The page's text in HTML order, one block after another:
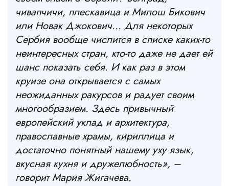
чивапчичи, плескавица и Милош Бикович
или Новак Джокович… Для некоторых
Сербия вообще числится в списке каких-то
неинтересных стран, кто-то даже не дает ей
шанс показать себя. И как раз в этом
круизе она открывается с самых
неожиданных ракурсов и радует своим
многообразием. Здесь привычный
европейский уклад и архитектура,
православные храмы, кириллица и
достаточно понятный нашему уху язык,
вкусная кухня и дружелюбность», –
говорит Мария Жигачева.